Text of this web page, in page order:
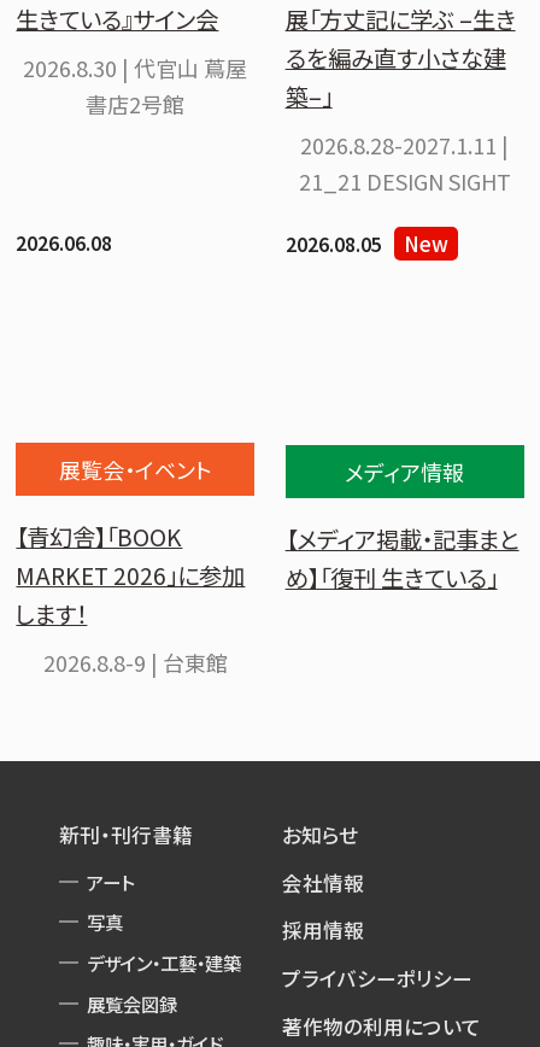
生きている』サイン会
2026.8.30 | 代官山 蔦屋
書店2号館
展「方丈記に学ぶ –生き
るを編み直す小さな建
築–」
2026.8.28-2027.1.11 |
21_21 DESIGN SIGHT
2026.06.08
展覧会・イベント
【青幻舎】「BOOK
MARKET 2026」に参加
します！
2026.8.8-9 | 台東館
2026.08.05 New
メディア情報
【メディア掲載・記事まと
め】「復刊 生きている」
新刊・刊行書籍
アート
写真
デザイン・工藝・建築
展覧会図録
お知らせ
会社情報
採用情報
プライバシーポリシー
著作物の利用について